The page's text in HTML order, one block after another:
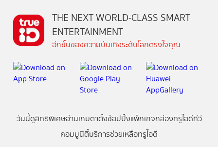
THE NEXT WORLD-CLASS SMART
ENTERTAINMENT
อีกขั้นของความบันเทิงระดับโลกตรงใจคุณ
วันนี้ดูสิทธิพิเศษอ่านเกมตาตั้งช้อปปิ้งแพ็กเกจกล่องทรูไอดีทีวี
คอมมูนิตี้บริการช่วยเหลือทรูไอดี